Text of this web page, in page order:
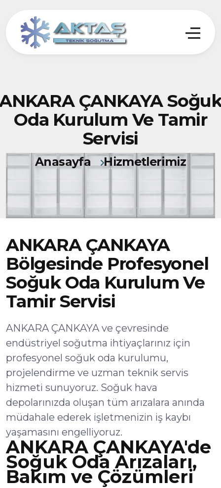
ÇANKAYA
Oda Kurulum Ve Tamir
Servisi
Anasayfa Hizmetlerimiz
ANKARA ÇANKAYA
Bölgesinde Profesyonel
Soğuk Oda Kurulum Ve
Tamir Servisi
ANKARA ÇANKAYA ve çevresinde
endüstriyel soğutma ihtiyaçlarınız için
profesyonel soğuk oda kurulumu,
projelendirme ve uzman teknik servis
hizmeti sunuyoruz. Soğuk hava
depolarınızda oluşan tüm arızalara anında
müdahale ederek işletmenizin iş kaybı
yaşamasını engelliyoruz.
ANKARA ÇANKAYA'de
Soğuk Oda Arızaları,
Bakım ve Çözümleri